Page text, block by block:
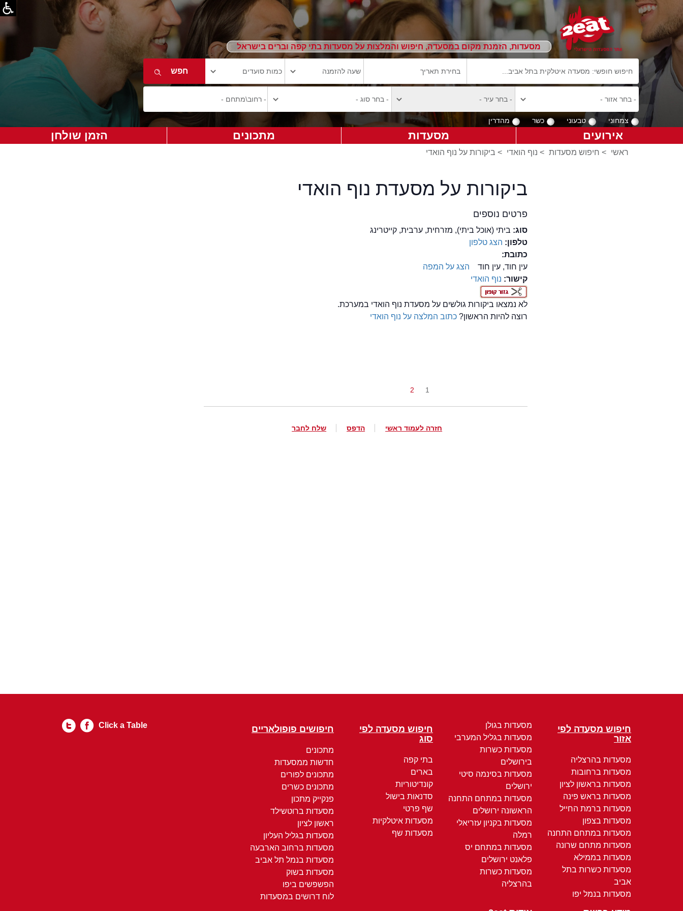
מסעדות, הזמנת מקום במסעדה, חיפוש והמלצות על מסעדות בתי קפה וברים בישראל
צמחוני טבעוני כשר מהדרין
אירועים מסעדות מתכונים הזמן שולחן
ראשי > חיפוש מסעדות > נוף הואדי > ביקורות על נוף הואדי
ביקורות על מסעדת נוף הואדי
פרטים נוספים
סוג: ביתי (אוכל ביתי), מזרחית, ערבית, קייטרינג
טלפון: הצג טלפון
כתובת:
עין חוד, עין חוד
הצג על המפה
קישור: נוף הואדי
לא נמצאו ביקורות גולשים על מסעדת נוף הואדי במערכת.
רוצה להיות הראשון?כתוב המלצה על נוף הואדי
1
2
חזרה לעמוד ראשי הדפס שלח לחבר
חיפוש מסעדה לפי
אזור
מסעדות בהרצליה
מסעדות ברחובות
מסעדות בראשון לציון
מסעדות בראש פינה
מסעדות ברמת החייל
מסעדות בצפון
מסעדות במתחם התחנה
מסעדות מתחם שרונה
מסעדות בממילא
מסעדות כשרות בתל
אביב
מסעדות בנמל יפו
מסעדות בגולן
מסעדות בגליל המערבי
מסעדות כשרות
בירושלים
מסעדות בסינמה סיטי
ירושלים
מסעדות במתחם התחנה
הראשונה ירושלים
מסעדות בקניון עזריאלי
רמלה
מסעדות במתחם יס
פלאנט ירושלים
מסעדות כשרות
בהרצליה
חיפוש מסעדה לפי
סוג
בתי קפה
בארים
קונדיטוריות
סדנאות בישול
שף פרטי
מסעדות איטלקיות
מסעדות שף
חיפושים פופולאריים
מתכונים
חדשות ממסעדות
מתכונים לפורים
מתכונים כשרים
פנקייק מתכון
מסעדות ברוטשילד
ראשון לציון
מסעדות בגליל העליון
מסעדות ברחוב הארבעה
מסעדות בנמל תל אביב
מסעדות בשוק
הפשפשים ביפו
לוח דרושים במסעדות
Click a Table